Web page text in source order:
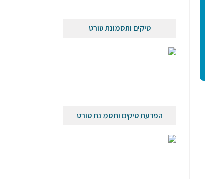
טיקים ותסמונת טורט
הפרעת טיקים ותסמונת טורט